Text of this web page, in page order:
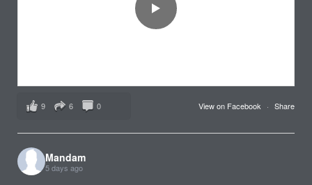
View on Facebook · Share
9 6 0
Mandam
5 days ago